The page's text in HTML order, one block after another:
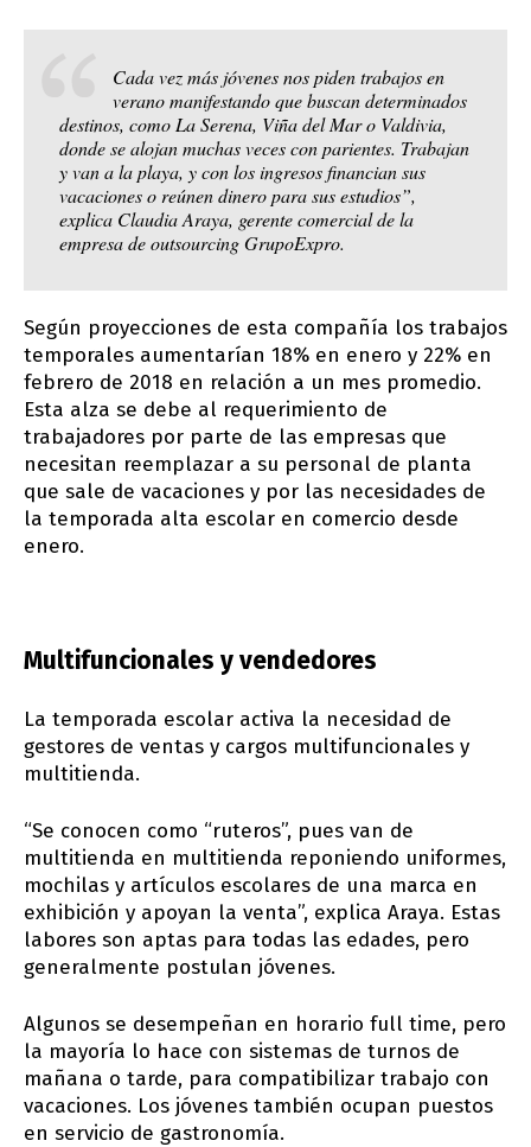
Cada vez más jóvenes nos piden trabajos en
verano manifestando que buscan determinados
destinos, como La Serena, Viña del Mar o Valdivia,
donde se alojan muchas veces con parientes. Trabajan
y van a la playa, y con los ingresos financian sus
vacaciones o reúnen dinero para sus estudios”,
explica Claudia Araya, gerente comercial de la
empresa de outsourcing GrupoExpro.
Según proyecciones de esta compañía los trabajos
temporales aumentarían 18% en enero y 22% en
febrero de 2018 en relación a un mes promedio.
Esta alza se debe al requerimiento de
trabajadores por parte de las empresas que
necesitan reemplazar a su personal de planta
que sale de vacaciones y por las necesidades de
la temporada alta escolar en comercio desde
enero.
Multifuncionales y vendedores
La temporada escolar activa la necesidad de
gestores de ventas y cargos multifuncionales y
multitienda.
“Se conocen como “ruteros”, pues van de
multitienda en multitienda reponiendo uniformes,
mochilas y artículos escolares de una marca en
exhibición y apoyan la venta”, explica Araya. Estas
labores son aptas para todas las edades, pero
generalmente postulan jóvenes.
Algunos se desempeñan en horario full time, pero
la mayoría lo hace con sistemas de turnos de
mañana o tarde, para compatibilizar trabajo con
vacaciones. Los jóvenes también ocupan puestos
en servicio de gastronomía.